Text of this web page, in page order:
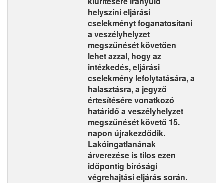
helyszíni eljárási
cselekményt foganatosítani
a veszélyhelyzet
megszűnését követően
lehet azzal, hogy az
intézkedés, eljárási
cselekmény lefolytatására, a
halasztásra, a jegyző
értesítésére vonatkozó
határidő a veszélyhelyzet
megszűnését követő 15.
napon újrakezdődik.
Lakóingatlanának
árverezése is tilos ezen
időpontig bírósági
végrehajtási eljárás során.